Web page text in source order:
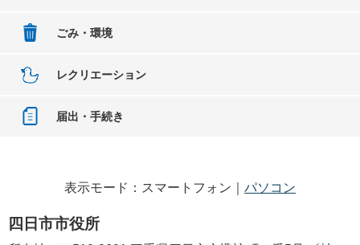
ごみ・環境
レクリエーション
届出・手続き
表示モード：スマートフォン｜ パソコン
四日市市役所